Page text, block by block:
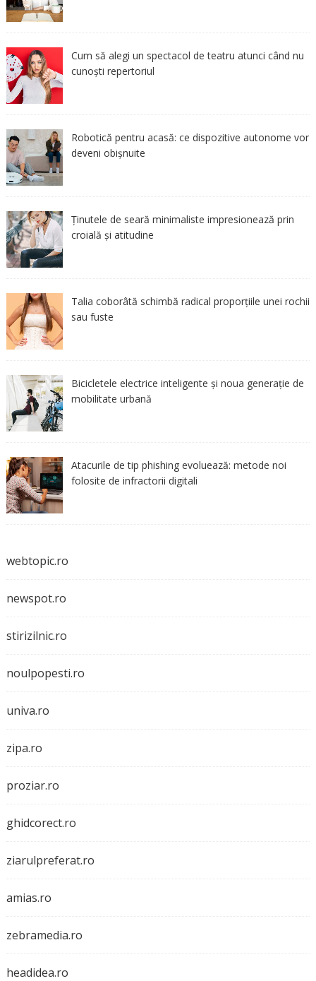
Cum să alegi un spectacol de teatru atunci când nu
cunoști repertoriul
Robotică pentru acasă: ce dispozitive autonome vor
deveni obișnuite
Ținutele de seară minimaliste impresionează prin
croială și atitudine
Talia coborâtă schimbă radical proporțiile unei rochii
sau fuste
Bicicletele electrice inteligente și noua generație de
mobilitate urbană
Atacurile de tip phishing evoluează: metode noi
folosite de infractorii digitali
webtopic.ro
newspot.ro
stirizilnic.ro
noulpopesti.ro
univa.ro
zipa.ro
proziar.ro
ghidcorect.ro
ziarulpreferat.ro
amias.ro
zebramedia.ro
headidea.ro